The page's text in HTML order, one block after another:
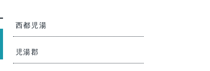
西都児湯
児湯郡